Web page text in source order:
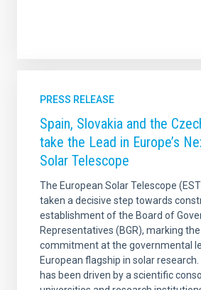
PRESS RELEASE
Spain, Slovakia and the
take the Lead in Europe’s
Solar Telescope
The European Solar Telescope
taken a decisive step towards
establishment of the Board of
Representatives (BGR), marking
commitment at the governmental
European flagship in solar research.
has been driven by a scientific